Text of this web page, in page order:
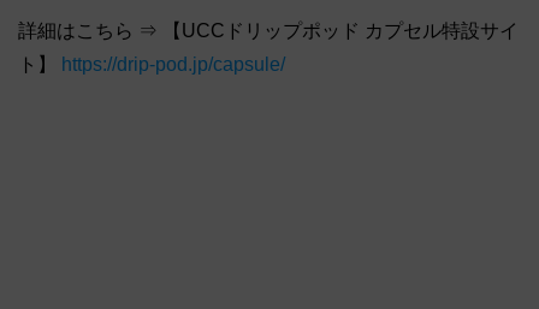
詳細はこちら ⇒ 【UCCドリップポッド カプセル特設サイ
ト】
https://drip-pod.jp/capsule/